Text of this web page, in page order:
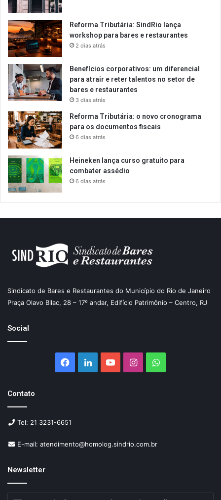
Reforma Tributária: SindRio lança
workshop para bares e restaurantes
2 dias atrás
Benefícios corporativos: um diferencial
para atrair e reter talentos no setor de
bares e restaurantes
3 dias atrás
Reforma Tributária: o novo cronograma
para os documentos fiscais
6 dias atrás
Heineken lança curso gratuito para
combater assédio
6 dias atrás
Sindicato de Bares e Restaurantes do Município do Rio de Janeiro
Praça Olavo Bilac, 28 – 17º andar, Edifício Patrimônio – Centro, RJ
Social
Facebook
LinkedinYouTubeInstagramWhatsApp
Contato
Tel: 21 3231-6651
E-mail: atendimento@homolog.sindrio.com.br
Newsletter